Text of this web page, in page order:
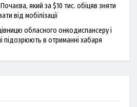
який за $10 тис. обіцяв зняти
від мобілізації
обласного онкодиспансеру і
підозрюють в отриманні хабаря